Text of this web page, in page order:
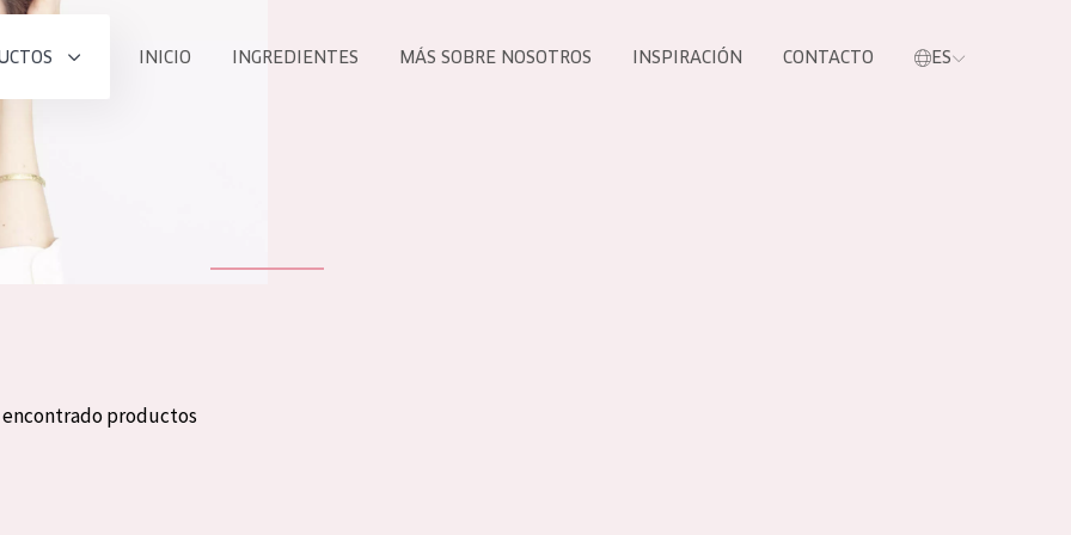
INICIO INGREDIENTES MÁS SOBRE NOSOTROS INSPIRACIÓN CONTACTO ES
encontrado productos